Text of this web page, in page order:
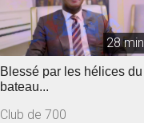
28 min
Blessé par les hélices du
bateau...
Club de 700